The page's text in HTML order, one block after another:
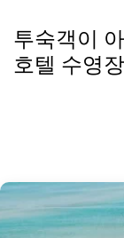
투숙객이
호텔 수영